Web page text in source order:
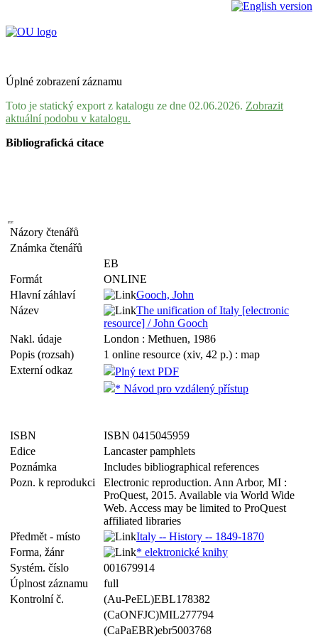
Úplné zobrazení záznamu
Toto je statický export z katalogu ze dne 02.06.2026. Zobrazit
aktuální podobu v katalogu.
Bibliografická citace
Názory čtenářů
Známka čtenářů
EB
Formát
ONLINE
Hlavní záhlaví
Gooch, John
Název
The unification of Italy [electronic
resource] / John Gooch
Nakl. údaje
London : Methuen, 1986
Popis (rozsah)
1 online resource (xiv, 42 p.) : map
Externí odkaz
Plný text PDF
* Návod pro vzdálený přístup
ISBN
ISBN 0415045959
Edice
Lancaster pamphlets
Poznámka
Includes bibliographical references
Pozn. k reprodukci
Electronic reproduction. Ann Arbor, MI :
ProQuest, 2015. Available via World Wide
Web. Access may be limited to ProQuest
affiliated libraries
Předmět - místo
Italy -- History -- 1849-1870
Forma, žánr
* elektronické knihy
Systém. číslo
001679914
Úplnost záznamu
full
Kontrolní č.
(Au-PeEL)EBL178382
(CaONFJC)MIL277794
(CaPaEBR)ebr5003768